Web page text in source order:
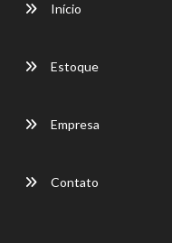
Início
Estoque
Empresa
Contato